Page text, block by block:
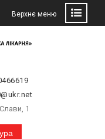
Верхнє меню
1